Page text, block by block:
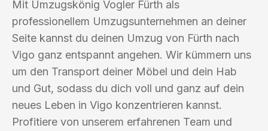
Mit Umzugskönig Vogler Fürth als
professionellem Umzugsunternehmen an deiner
Seite kannst du deinen Umzug von Fürth nach
Vigo ganz entspannt angehen. Wir kümmern uns
um den Transport deiner Möbel und dein Hab
und Gut, sodass du dich voll und ganz auf dein
neues Leben in Vigo konzentrieren kannst.
Profitiere von unserem erfahrenen Team und